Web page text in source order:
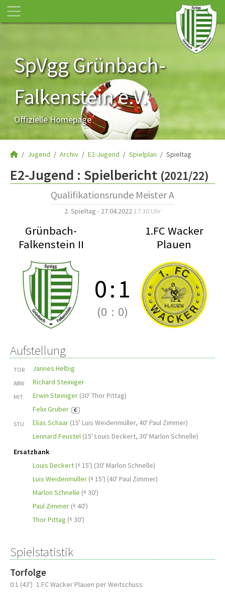
SpVgg Grünbach-
Falkenstein e.V.
Offizielle Homepage
Jugend Archiv E2-Jugend Spielplan Spieltag
E2-Jugend : Spielbericht (2021/22)
Qualifikationsrunde Meister A
2. Spieltag - 27.04.2022 17:30 Uhr
Grünbach-
Falkenstein II
1.FC Wacker
Plauen
0:1
(0 : 0)
Aufstellung
TOR Jannes Helbig
ABW Richard Steiniger
MIT Erwin Steiniger (30' Thor Pittag)
Felix Gruber
C
STU Elias Schaar (15' Luis Weidenmüller, 40' Paul Zimmer)
Lennard Feustel (15' Louis Deckert, 30' Marlon Schnelle)
Ersatzbank
Louis Deckert ( 15') (30' Marlon Schnelle)
Luis Weidenmüller ( 15') (40' Paul Zimmer)
Marlon Schnelle ( 30')
Paul Zimmer ( 40')
Thor Pittag ( 30')
Spielstatistik
Torfolge
0:1 (43') 1.FC Wacker Plauen per Weitschuss